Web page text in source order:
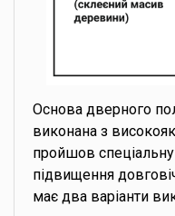
Основа дверного
виконана з
пройшов
підвищення
має два варіанти